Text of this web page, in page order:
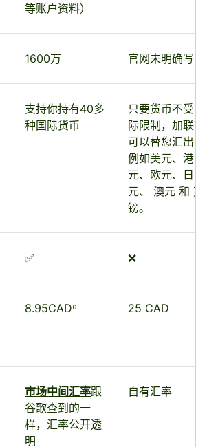
等账户资料）
1600万 官网未明确写明
支持你持有40多
种国际货币
只要货币不受国
际限制，加联就
可以替您汇出，
例如美元、港
元、欧元、日
元、 澳元 和 英
镑。
✅ ❌
8.95CAD⁶ 25 CAD
市场中间汇率跟
谷歌查到的一
样，汇率公开透
明
自有汇率